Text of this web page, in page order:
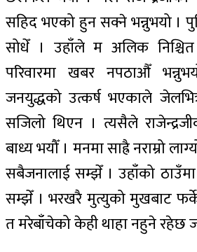
सहिद भएको हुन सक्ने भन्नुभयो ।
सोधेँ । उहाँले म अलिक
परिवारमा खबर नपठाऔँ
जनयुद्धको उत्कर्ष भएकाले
सजिलो थिएन । त्यसैले
बाध्य भयौँ । मनमा साह्रै नराम्रो
सबैजनालाई सम्झेँ । उहाँको
सम्झेँ । भरखरै मुत्युको मुखबाट
त मरेबाँचेको केही थाहा नहुने रहेछ